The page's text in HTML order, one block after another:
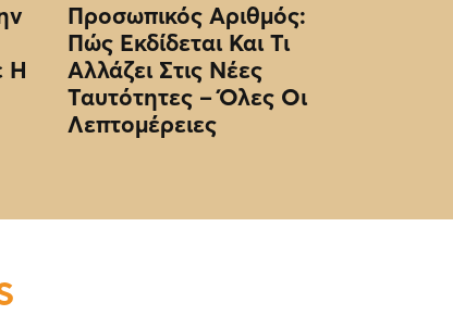
Η
Προσωπικός Αριθμός:
Πώς Εκδίδεται Και Τι
Αλλάζει Στις Νέες
Ταυτότητες – Όλες Οι
Λεπτομέρειες